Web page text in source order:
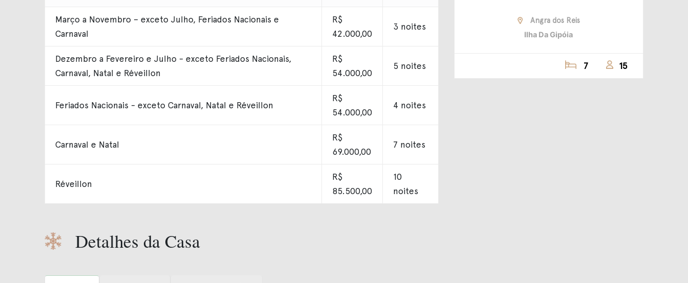
Março a Novembro – exceto Julho, Feriados Nacionais e
Carnaval
R$
42.000,00
3 noites
Dezembro a Fevereiro e Julho - exceto Feriados Nacionais,
Carnaval, Natal e Réveillon
R$
54.000,00
5 noites
Feriados Nacionais - exceto Carnaval, Natal e Réveillon
R$
54.000,00
4 noites
Carnaval e Natal
R$
69.000,00
7 noites
Réveillon
R$
85.500,00
10
noites
Detalhes da Casa
Angra dos Reis
Ilha Da Gipóia
7 15